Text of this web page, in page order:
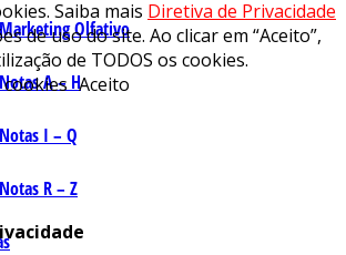
Marketing Olfativo
Notas A – H
Notas I – Q
Notas R – Z
Saiba mais Diretiva de Privacidade
de uso do site. Ao clicar em “Aceito”,
de TODOS os cookies.
Aceito